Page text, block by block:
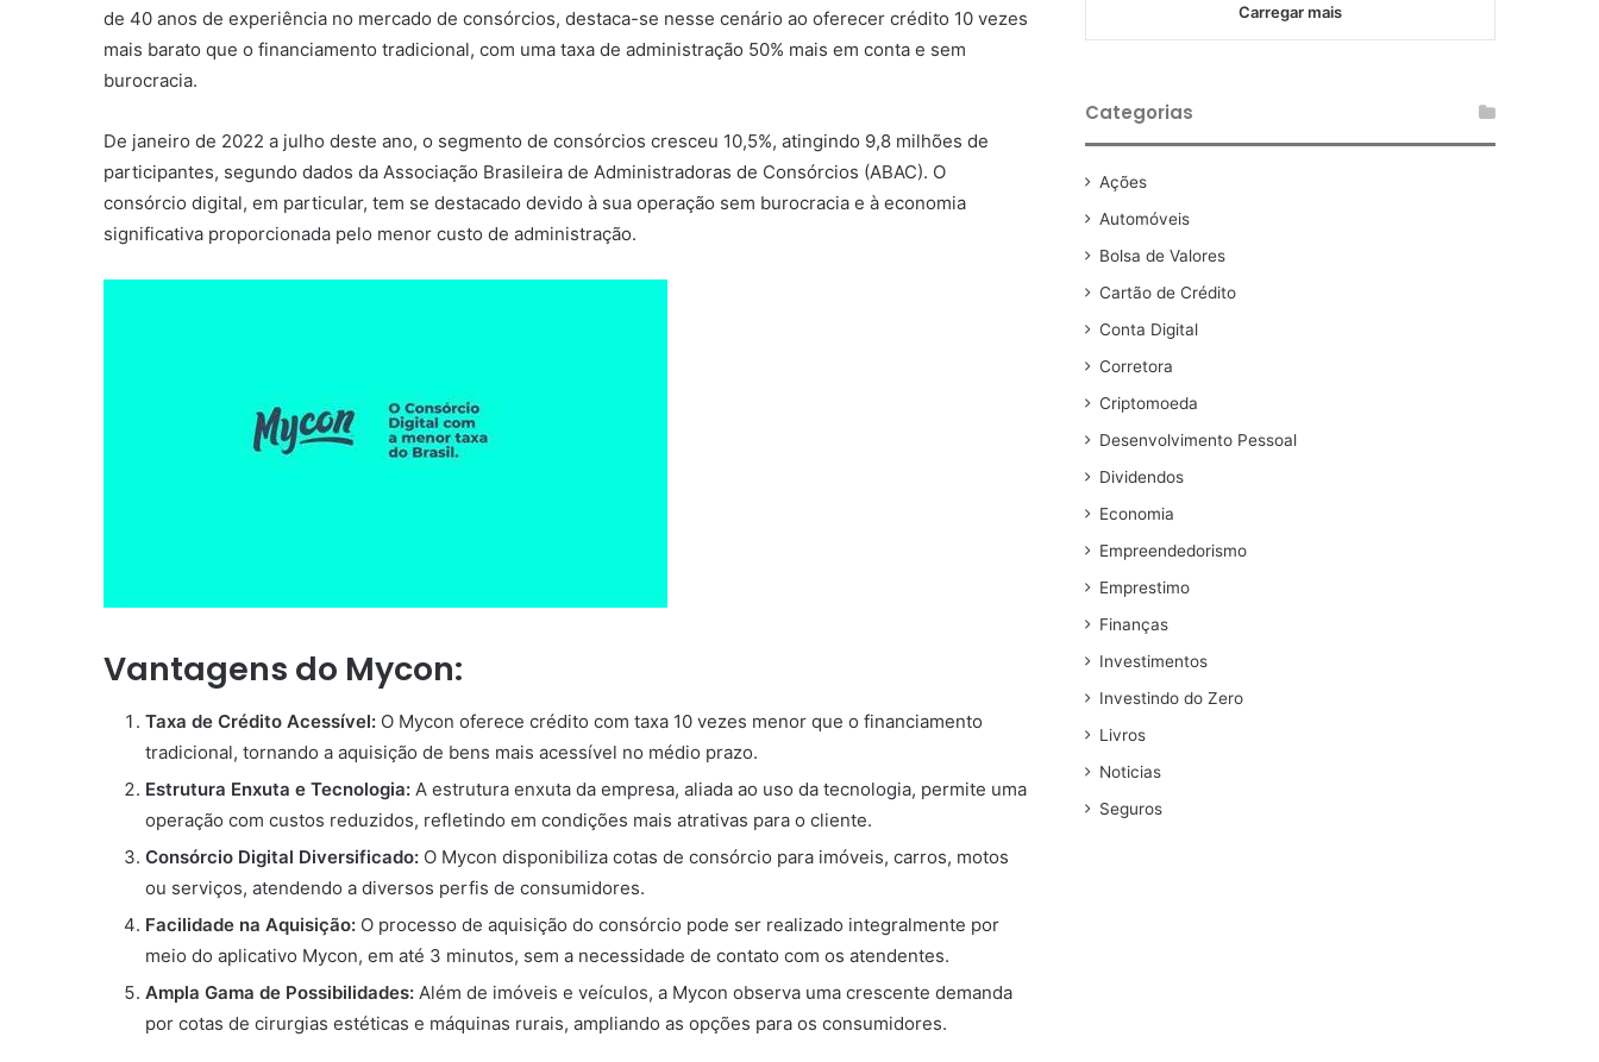
de 40 anos de experiência no mercado de consórcios, destaca-se nesse cenário ao oferecer crédito 10 vezes
mais barato que o financiamento tradicional, com uma taxa de administração 50% mais em conta e sem
burocracia.
De janeiro de 2022 a julho deste ano, o segmento de consórcios cresceu 10,5%, atingindo 9,8 milhões de
participantes, segundo dados da Associação Brasileira de Administradoras de Consórcios (ABAC). O
consórcio digital, em particular, tem se destacado devido à sua operação sem burocracia e à economia
significativa proporcionada pelo menor custo de administração.
Vantagens do Mycon:
Taxa de Crédito Acessível: O Mycon oferece crédito com taxa 10 vezes menor que o financiamento
tradicional, tornando a aquisição de bens mais acessível no médio prazo.
Estrutura Enxuta e Tecnologia: A estrutura enxuta da empresa, aliada ao uso da tecnologia, permite uma
operação com custos reduzidos, refletindo em condições mais atrativas para o cliente.
Consórcio Digital Diversificado: O Mycon disponibiliza cotas de consórcio para imóveis, carros, motos
ou serviços, atendendo a diversos perfis de consumidores.
Facilidade na Aquisição: O processo de aquisição do consórcio pode ser realizado integralmente por
meio do aplicativo Mycon, em até 3 minutos, sem a necessidade de contato com os atendentes.
Ampla Gama de Possibilidades: Além de imóveis e veículos, a Mycon observa uma crescente demanda
por cotas de cirurgias estéticas e máquinas rurais, ampliando as opções para os consumidores.
Carregar mais
Categorias
Ações
Automóveis
Bolsa de Valores
Cartão de Crédito
Conta Digital
Corretora
Criptomoeda
Desenvolvimento Pessoal
Dividendos
Economia
Empreendedorismo
Emprestimo
Finanças
Investimentos
Investindo do Zero
Livros
Noticias
Seguros